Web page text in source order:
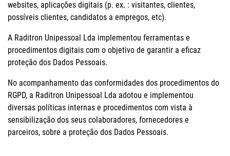
websites, aplicações digitais (p. ex. : visitantes, clientes,
possíveis clientes, candidatos a empregos, etc).
A Raditron Unipessoal Lda implementou ferramentas e
procedimentos digitais com o objetivo de garantir a eficaz
proteção dos Dados Pessoais.
No acompanhamento das conformidades dos procedimentos do
RGPD, a Raditron Unipessoal Lda adotou e implementou
diversas políticas internas e procedimentos com vista à
sensibilização dos seus colaboradores, fornecedores e
parceiros, sobre a proteção dos Dados Pessoais.